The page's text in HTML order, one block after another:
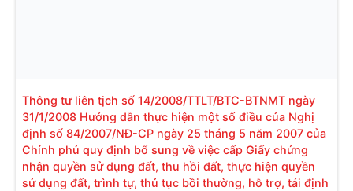
Thông tư liên tịch số 14/2008/TTLT/BTC-BTNMT ngày
31/1/2008 Hướng dẫn thực hiện một số điều của Nghị
định số 84/2007/NĐ-CP ngày 25 tháng 5 năm 2007 của
Chính phủ quy định bổ sung về việc cấp Giấy chứng
nhận quyền sử dụng đất, thu hồi đất, thực hiện quyền
sử dụng đất, trình tự, thủ tục bồi thường, hỗ trợ, tái định